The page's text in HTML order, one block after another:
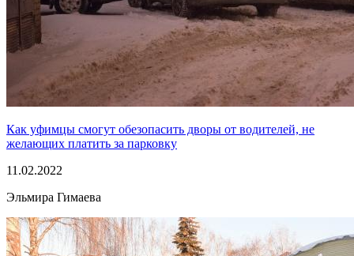
Как уфимцы смогут обезопасить дворы от водителей, не
желающих платить за парковку
11.02.2022
Эльмира Гимаева